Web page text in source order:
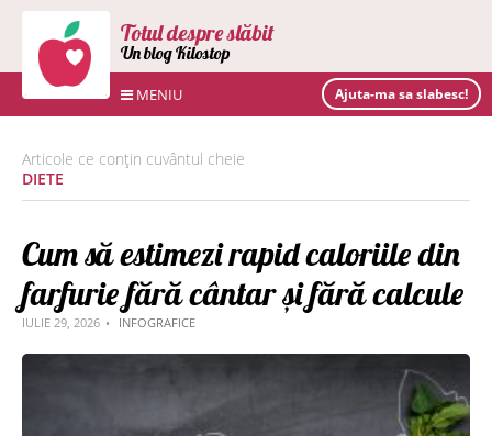
Totul despre slăbit
Un blog Kilostop
MENIU Ajuta-ma sa slabesc!
Articole ce conțin cuvântul cheie
DIETE
Cum să estimezi rapid caloriile din
farfurie fără cântar și fără calcule
IULIE 29, 2026 INFOGRAFICE